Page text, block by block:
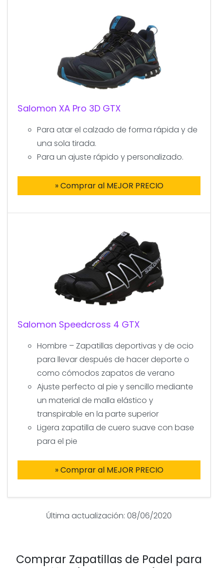
Salomon XA Pro 3D GTX
Para atar el calzado de forma rápida y de
una sola tirada.
Para un ajuste rápido y personalizado.
» Comprar al MEJOR PRECIO
Salomon Speedcross 4 GTX
Hombre – Zapatillas deportivas y de ocio
para llevar después de hacer deporte o
como cómodos zapatos de verano
Ajuste perfecto al pie y sencillo mediante
un material de malla elástico y
transpirable en la parte superior
Ligera zapatilla de cuero suave con base
para el pie
» Comprar al MEJOR PRECIO
Última actualización: 08/06/2020
Comprar Zapatillas de Padel para